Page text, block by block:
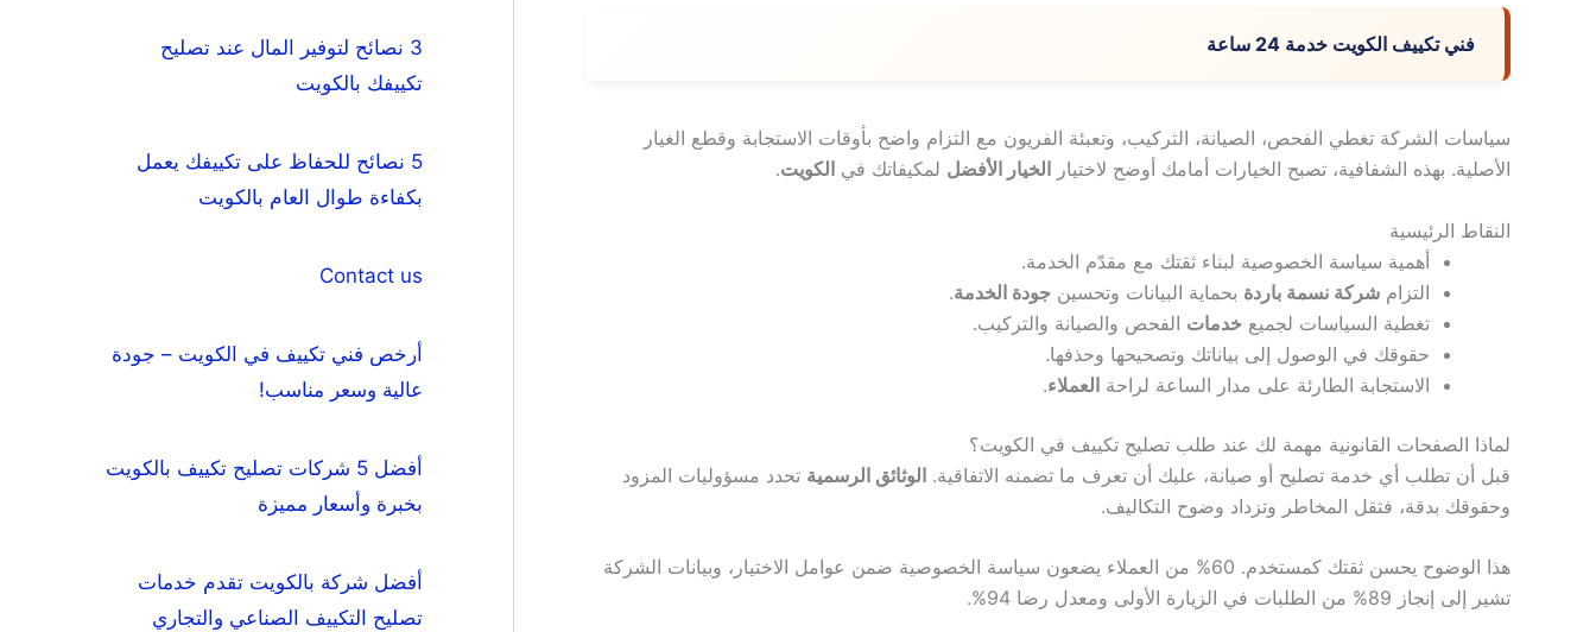
فني تكييف الكويت خدمة 24 ساعة
سياسات الشركة تغطي الفحص، الصيانة، التركيب، وتعبئة الفريون مع التزام واضح بأوقات الاستجابة وقطع الغيار
الأصلية. بهذه الشفافية، تصبح الخيارات أمامك أوضح لاختيار
الخيار الأفضل لمكيفاتك في الكويت.
النقاط الرئيسية
أهمية سياسة الخصوصية لبناء ثقتك مع مقدّم الخدمة.
التزام شركة نسمة باردة بحماية البيانات وتحسين جودة الخدمة.
تغطية السياسات لجميع خدمات الفحص والصيانة والتركيب.
حقوقك في الوصول إلى بياناتك وتصحيحها وحذفها.
الاستجابة الطارئة على مدار الساعة لراحة العملاء.
لماذا الصفحات القانونية مهمة لك عند طلب تصليح تكييف في الكويت؟
قبل أن تطلب أي خدمة تصليح أو صيانة، عليك أن تعرف ما تضمنه الاتفاقية. الوثائق الرسمية تحدد مسؤوليات المزود
وحقوقك بدقة، فتقل المخاطر وتزداد وضوح التكاليف.
هذا الوضوح يحسن ثقتك كمستخدم. 60% من العملاء يضعون سياسة الخصوصية ضمن عوامل الاختيار، وبيانات الشركة
تشير إلى إنجاز 89% من الطلبات في الزيارة الأولى ومعدل رضا 94%.
3 نصائح لتوفير المال عند تصليح
تكييفك بالكويت
5 نصائح للحفاظ على تكييفك يعمل
بكفاءة طوال العام بالكويت
Contact us
أرخص فني تكييف في الكويت – جودة
عالية وسعر مناسب!
أفضل 5 شركات تصليح تكييف بالكويت
بخبرة وأسعار مميزة
أفضل شركة بالكويت تقدم خدمات
تصليح التكييف الصناعي والتجاري